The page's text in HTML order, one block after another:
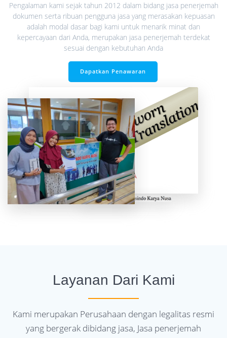
Pengalaman kami sejak tahun 2012 dalam bidang jasa penerjemah
dokumen serta ribuan pengguna jasa yang merasakan kepuasan
adalah modal dasar bagi kami untuk menarik minat dan
kepercayaan dari Anda, merupakan jasa penerjemah terdekat
sesuai dengan kebutuhan Anda
Dapatkan Penawaran
Layanan Dari Kami
Kami merupakan Perusahaan dengan legalitas resmi
yang bergerak dibidang jasa, Jasa penerjemah